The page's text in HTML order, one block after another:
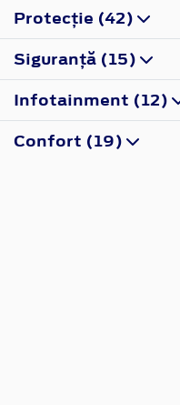
Protecţie (42)
Siguranţă (15)
Infotainment (12)
Confort (19)